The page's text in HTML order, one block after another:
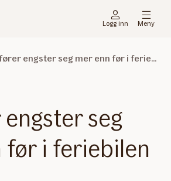
Logg inn Meny
Sjåfører engster seg mer enn før i feriebilen
seg
før i feriebilen